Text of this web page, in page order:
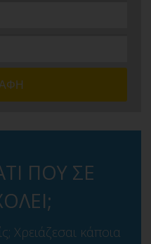
ΠΟΥ ΣΕ
Χρειάζεσαι κάποια